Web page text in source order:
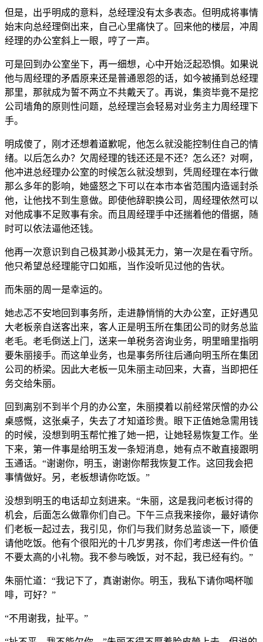
但是，出乎明成的意料，总经理没有太多表态。但明成将事情
始末向总经理倒出来，自己心里痛快了。回来他的楼层，冲周
经理的办公室斜上一眼，哼了一声。
可是回到办公室坐下，再一细想，心中开始泛起恐惧。如果说
他与周经理的矛盾原来还是普通恩怨的话，如今被捅到总经理
那里，那就成为誓不两立不共戴天了。再说，集资毕竟不是挖
公司墙角的原则性问题，总经理岂会轻易对业务主力周经理下
手。
明成傻了，刚才还想着道歉呢，他怎么就没能控制住自己的情
绪。以后怎么办？欠周经理的钱还还是不还？怎么还？对啊，
他冲进总经理办公室的时候怎么就没想到，凭周经理在本行做
那么多年的影响，她盛怒之下可以在本市本省范围内造谣封杀
他，让他找不到生意做。即使他辞职换公司，周经理依然可以
对他成事不足败事有余。而且周经理手中还揣着他的借据，随
时可以依法逼他还钱。
他再一次意识到自己极其渺小极其无力，第一次是在看守所。
他只希望总经理能守口如瓶，当作没听见过他的告状。
而朱丽的周一是幸运的。
她忐忑不安地回到事务所，走进静悄悄的大办公室，正好遇见
大老板亲自送客出来，客人正是明玉所在集团公司的财务总监
老毛。老毛倒送上门，送来一单税务咨询业务，明里暗里指明
要朱丽接手。而这单业务，也是事务所往后通向明玉所在集团
公司的桥梁。因此大老板一见朱丽主动回来，大喜，当即把任
务交给朱丽。
回到离别不到半个月的办公室，朱丽摸着以前经常厌憎的办公
桌感慨，这张桌子，失去了才知道珍贵。眼下正值她急需用钱
的时候，没想到明玉帮忙推了她一把，让她轻易恢复工作。坐
下来，第一件事是给明玉发一条短消息，她有点不敢直接跟明
玉通话。“谢谢你，明玉，谢谢你帮我恢复工作。这回我会把
事情做好。另，老板想请你吃饭。”
没想到明玉的电话却立刻进来。“朱丽，这是我问老板讨得的
机会，后面怎么做靠你们自己。下午三点我来接你，最好请你
们老板一起过去，我引见，你们与我们财务总监谈一下，顺便
请他吃饭。他有个很阳光的十几岁男孩，你们考虑送一件价值
不要太高的小礼物。我不参与晚饭，对不起，我已经有约。”
朱丽忙道：“我记下了，真谢谢你。明玉，我私下请你喝杯咖
啡，可好？”
“不用谢我，扯平。”